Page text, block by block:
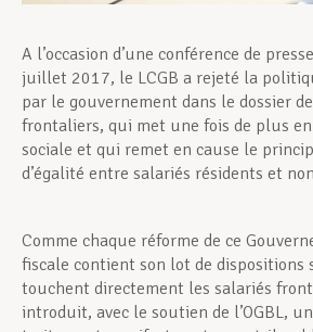
A l’occasion d’une conférence de
juillet 2017, le LCGB a rejeté la
par le gouvernement dans le dossier
frontaliers, qui met une fois de plus
sociale et qui remet en cause le
d’égalité entre salariés résidents et
Comme chaque réforme de ce
fiscale contient son lot de dispositions
touchent directement les salariés
introduit, avec le soutien de l’OGBL,